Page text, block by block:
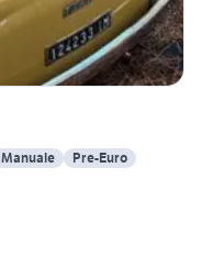
Manuale Pre-Euro